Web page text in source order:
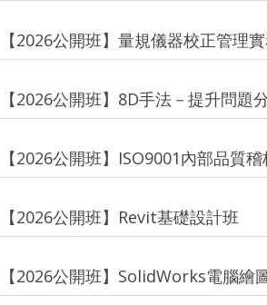
【2026公開班】量規儀器校正管理
【2026公開班】8D手法－提升問題
【2026公開班】ISO9001內部品質
【2026公開班】Revit基礎設計班
【2026公開班】SolidWorks電腦繪